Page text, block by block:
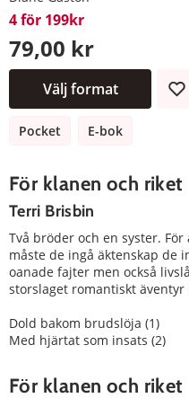
4 för 199kr
79,00 kr
Välj format
Pocket E-bok
För klanen och riket
Terri Brisbin
Två bröder och en syster.
måste de ingå äktenskap de
oanade fajter men också
storslaget romantiskt äventyr
Dold bakom brudslöja (1)
Med hjärtat som insats (2)
För klanen och riket